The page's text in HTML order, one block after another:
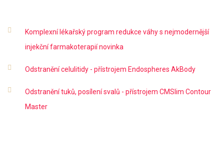
Komplexní lékařský program redukce váhy s nejmodernější
injekční farmakoterapiínovinka
Odstranění celulitidy - přístrojem Endospheres AkBody
Odstranění tuků, posílení svalů - přístrojem CMSlim Contour
Master